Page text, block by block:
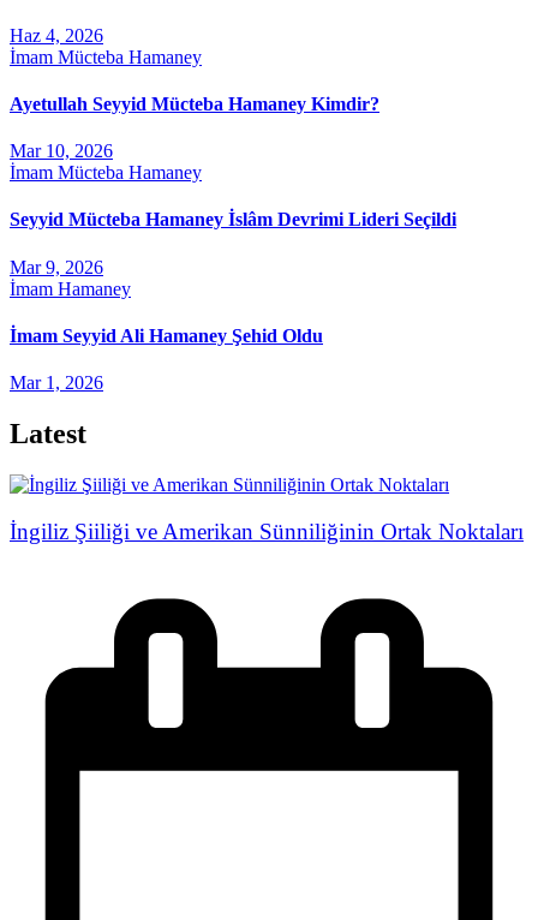
Haz 4, 2026
İmam Mücteba Hamaney
Ayetullah Seyyid Mücteba Hamaney Kimdir?
Mar 10, 2026
İmam Mücteba Hamaney
Seyyid Mücteba Hamaney İslâm Devrimi Lideri Seçildi
Mar 9, 2026
İmam Hamaney
İmam Seyyid Ali Hamaney Şehid Oldu
Mar 1, 2026
Latest
İngiliz Şiiliği ve Amerikan Sünniliğinin Ortak Noktaları